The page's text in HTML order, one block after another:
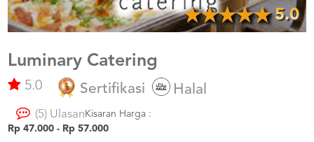
US
CATERERS
TERMS
&
CONDITIONS
CALL
CENTER
5.0
Luminary Catering
5.0 Sertifikasi Halal
(5) Ulasan Kisaran Harga :
Rp 47.000 - Rp 57.000